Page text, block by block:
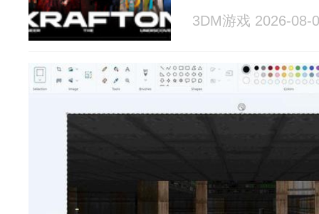
3DM游戏 2026-08-